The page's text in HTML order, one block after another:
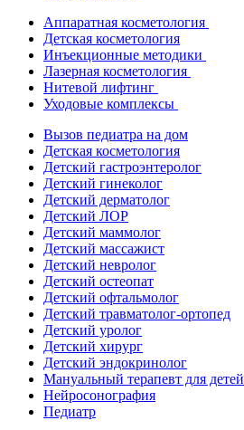
Аппаратная косметология
Детская косметология
Инъекционные методики
Лазерная косметология
Нитевой лифтинг
Уходовые комплексы
Вызов педиатра на дом
Детская косметология
Детский гастроэнтеролог
Детский гинеколог
Детский дерматолог
Детский ЛОР
Детский маммолог
Детский массажист
Детский невролог
Детский остеопат
Детский офтальмолог
Детский травматолог-ортопед
Детский уролог
Детский хирург
Детский эндокринолог
Мануальный терапевт для детей
Нейросонография
Педиатр